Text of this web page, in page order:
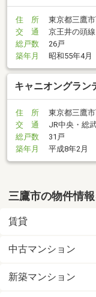
住 所
東京都三鷹
交 通
京王井の頭
総戸数
26戸
築年月
昭和55年4月
キャニオングラン
住 所
東京都三鷹
交 通
JR中央・総
総戸数
31戸
築年月
平成8年2月
三鷹市の物件情
賃貸
中古マンション
新築マンション